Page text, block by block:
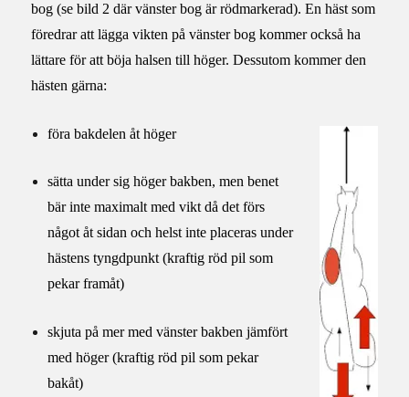
bog (se bild 2 där vänster bog är rödmarkerad). En häst som
föredrar att lägga vikten på vänster bog kommer också ha
lättare för att böja halsen till höger. Dessutom kommer den
hästen gärna:
föra bakdelen åt höger
sätta under sig höger bakben, men benet
bär inte maximalt med vikt då det förs
något åt sidan och helst inte placeras under
hästens tyngdpunkt (kraftig röd pil som
pekar framåt)
skjuta på mer med vänster bakben jämfört
med höger (kraftig röd pil som pekar
bakåt)